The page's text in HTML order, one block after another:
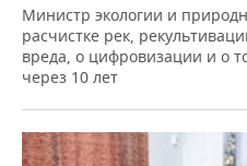
Министр экологии и
расчистке рек,
вреда, о цифровизации и о
через 10 лет